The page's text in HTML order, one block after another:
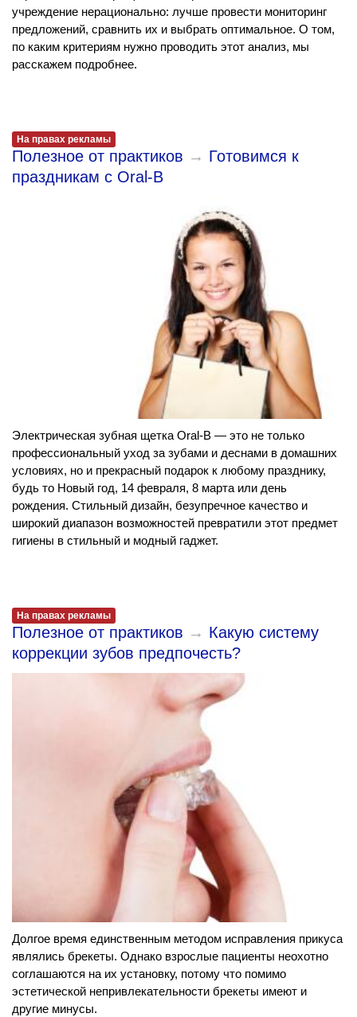
учреждение нерационально: лучше провести мониторинг
предложений, сравнить их и выбрать оптимальное. О том,
по каким критериям нужно проводить этот анализ, мы
расскажем подробнее.
На правах рекламы
Полезное от практиков → Готовимся к
праздникам с Oral-B
Электрическая зубная щетка Oral-B — это не только
профессиональный уход за зубами и деснами в домашних
условиях, но и прекрасный подарок к любому празднику,
будь то Новый год, 14 февраля, 8 марта или день
рождения. Стильный дизайн, безупречное качество и
широкий диапазон возможностей превратили этот предмет
гигиены в стильный и модный гаджет.
На правах рекламы
Полезное от практиков → Какую систему
коррекции зубов предпочесть?
Долгое время единственным методом исправления прикуса
являлись брекеты. Однако взрослые пациенты неохотно
соглашаются на их установку, потому что помимо
эстетической непривлекательности брекеты имеют и
другие минусы.